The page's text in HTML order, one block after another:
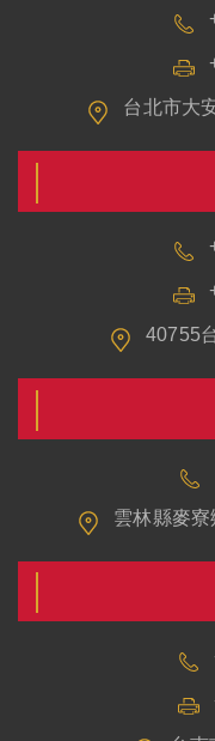
台北市大
40755
雲林縣麥